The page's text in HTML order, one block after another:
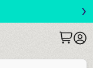
›